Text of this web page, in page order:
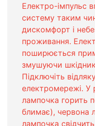
Електро-імпульс
систему таким
дискомфорт і
проживання.
поширюється
змушуючи
Підключіть
електромережі. У
лампочка горить
блимає), червона
лампочка